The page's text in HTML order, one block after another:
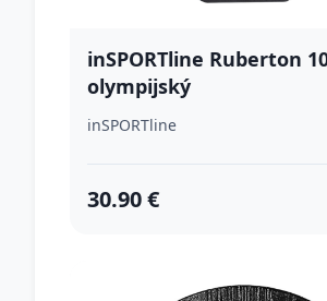
inSPORTline Ruberton
olympijský
inSPORTline
30.90 €